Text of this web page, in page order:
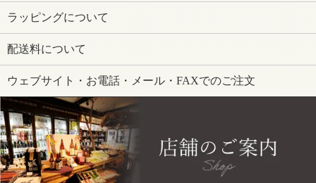
ラッピングについて
配送料について
ウェブサイト・お電話・メール・FAXでのご注文